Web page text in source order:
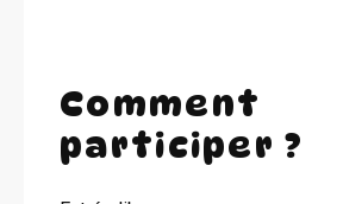
Comment
participer ?